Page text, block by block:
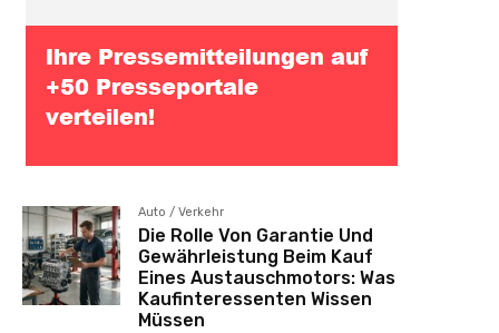
Auto / Verkehr
Die Rolle Von Garantie Und
Gewährleistung Beim Kauf
Eines Austauschmotors: Was
Kaufinteressenten Wissen
Müssen